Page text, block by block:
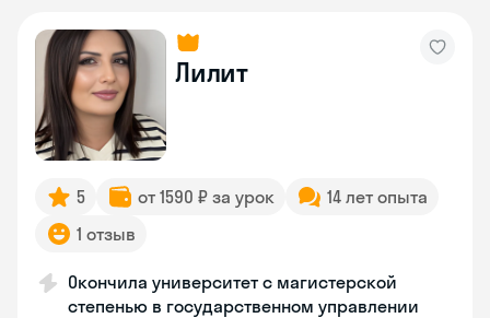
Лилит
5 от 1590 ₽ за урок
14 лет опыта
1 отзыв
Окончила университет с магистерской
степенью в государственном управлении